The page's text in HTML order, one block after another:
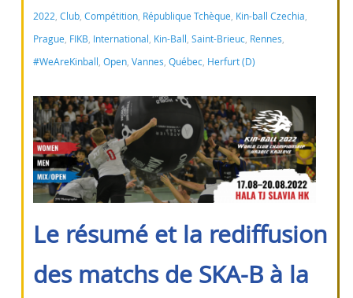
2022 Club Compétition République Tchèque Kin-ball Czechia
Prague FIKB International Kin-Ball Saint-Brieuc Rennes
#WeAreKinball
Open Vannes Québec Herfurt (D)
Le résumé et la rediffusion
des matchs de SKA-B à la